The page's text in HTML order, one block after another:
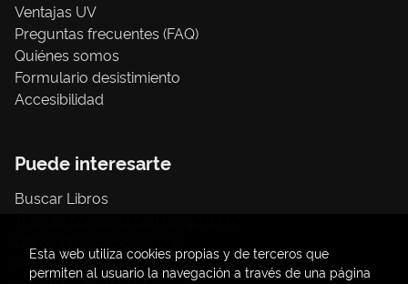
Ventajas UV
Preguntas frecuentes (FAQ)
Quiénes somos
Formulario desistimiento
Accesibilidad
Puede interesarte
Buscar Libros
Papelería / material oficina
Esta web utiliza cookies propias y de terceros que
permiten al usuario la navegación a través de una página